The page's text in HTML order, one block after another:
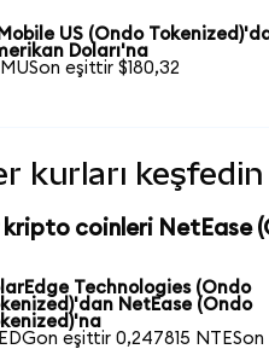
US (Ondo
Doları'na
eşittir $180,32
kurları keşfedin
kripto coinleri NetEase
Technologies (Ondo
NetEase (Ondo
eşittir 0,247815 NTESon